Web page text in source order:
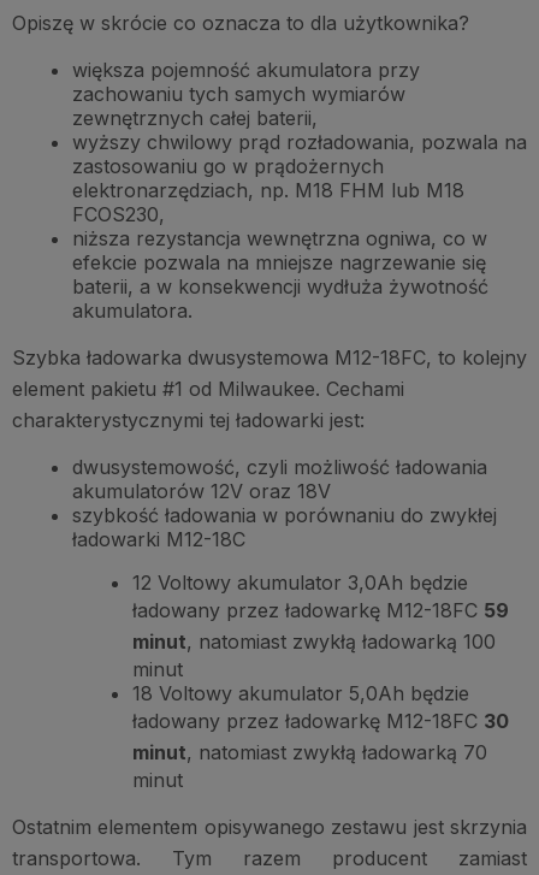
Opiszę w skrócie co oznacza to dla użytkownika?
większa pojemność akumulatora przy
zachowaniu tych samych wymiarów
zewnętrznych całej baterii,
wyższy chwilowy prąd rozładowania, pozwala na
zastosowaniu go w prądożernych
elektronarzędziach, np. M18 FHM lub M18
FCOS230,
niższa rezystancja wewnętrzna ogniwa, co w
efekcie pozwala na mniejsze nagrzewanie się
baterii, a w konsekwencji wydłuża żywotność
akumulatora.
Szybka ładowarka dwusystemowa M12-18FC, to kolejny
element pakietu #1 od Milwaukee. Cechami
charakterystycznymi tej ładowarki jest:
dwusystemowość, czyli możliwość ładowania
akumulatorów 12V oraz 18V
szybkość ładowania w porównaniu do zwykłej
ładowarki M12-18C
12 Voltowy akumulator 3,0Ah będzie
ładowany przez ładowarkę M12-18FC 59
minut, natomiast zwykłą ładowarką 100
minut
18 Voltowy akumulator 5,0Ah będzie
ładowany przez ładowarkę M12-18FC 30
minut, natomiast zwykłą ładowarką 70
minut
Ostatnim elementem opisywanego zestawu jest skrzynia
transportowa. Tym razem producent zamiast